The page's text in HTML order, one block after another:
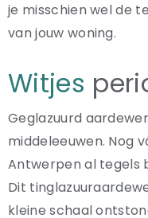
je misschien wel de
van jouw woning.
Witjes
Geglazuurd
middeleeuwen. Nog
Antwerpen al tegels
Dit
kleine schaal